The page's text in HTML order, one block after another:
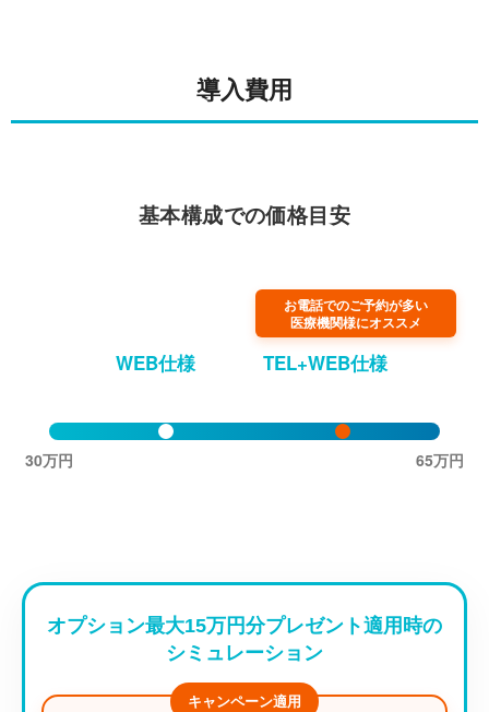
導入費用
基本構成での価格目安
30万円 65万円
WEB仕様 TEL+WEB仕様
お電話でのご予約が多い
医療機関様にオススメ
オプション最大15万円分プレゼント適用時の
シミュレーション
キャンペーン適用